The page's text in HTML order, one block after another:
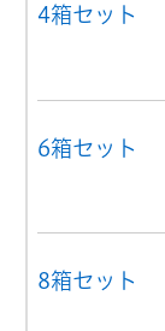
4箱セット
6箱セット
8箱セット